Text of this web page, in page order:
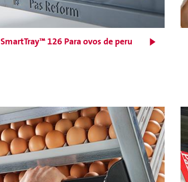
SmartTray™ 126 Para ovos de peru
livre movimentação do ar
para maior uniformidade
da distribuição do calor e
umidade